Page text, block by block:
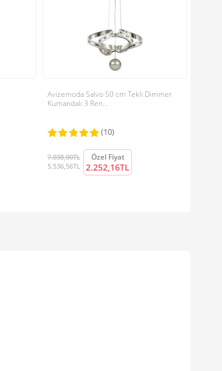
Avizemoda Salvo 50 cm Tekli Dimmer
Kumandalı 3 Ren...
(10)
7.038,00TL
5.536,56TL
Özel Fiyat
2.252,16TL